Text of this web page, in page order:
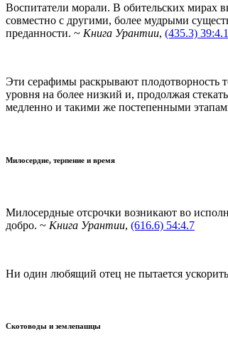
Воспитатели морали. В обительских мирах
совместно с другими, более мудрыми
преданности. ~ Книга Урантии, (435.3)
Эти серафимы раскрывают плодотворность
уровня на более низкий и, продолжая
медленно и такими же постепенными
Милосердие, терпение и время
Милосердные отсрочки возникают во
добро. ~ Книга Урантии, (616.6) 54:4.7
Ни один любящий отец не пытается
Скотоводы и землепашцы